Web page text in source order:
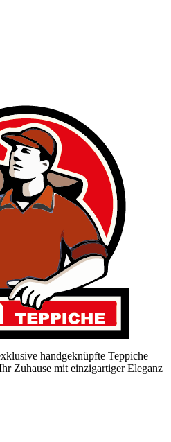
handgeknüpfte Teppiche
Zuhause mit einzigartiger Eleganz